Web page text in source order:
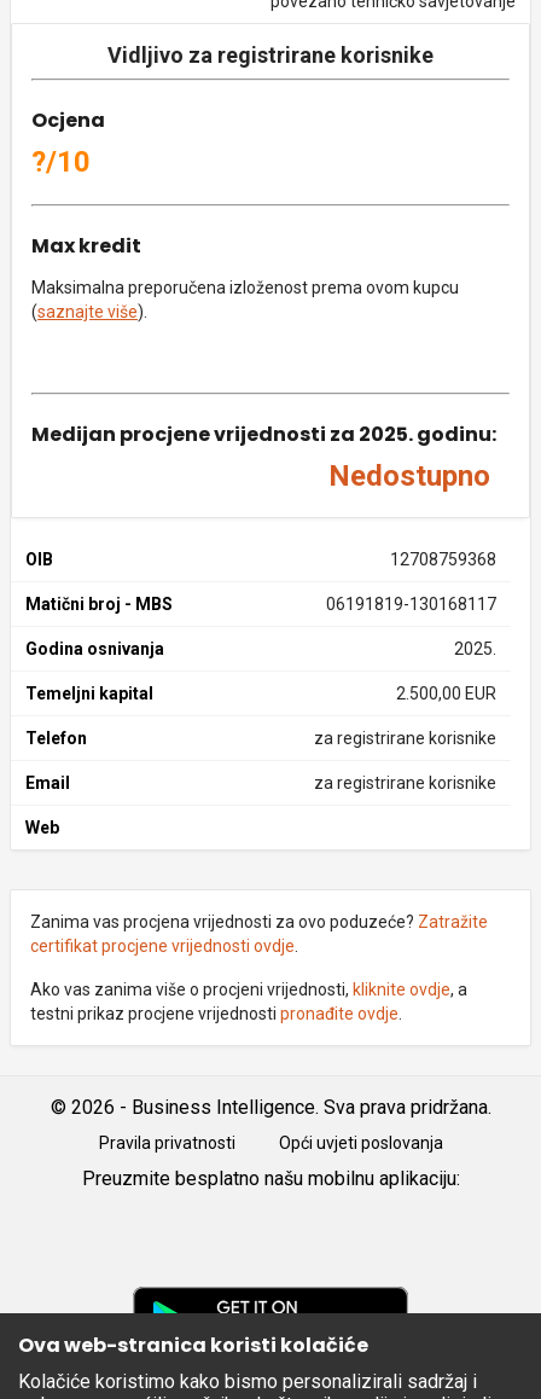
Vidljivo za registrirane korisnike
Ocjena
?/10
Max kredit
Maksimalna preporučena izloženost prema ovom kupcu
(saznajte više).
Medijan procjene vrijednosti za 2025. godinu:
Nedostupno
OIB 12708759368
Matični broj - MBS 06191819-130168117
Godina osnivanja 2025.
Temeljni kapital 2.500,00 EUR
Telefon za registrirane korisnike
Email za registrirane korisnike
Web
Zanima vas procjena vrijednosti za ovo poduzeće? Zatražite
certifikat procjene vrijednosti ovdje
Ako vas zanima više o procjeni vrijednosti, kliknite ovdje, a
testni prikaz procjene vrijednosti pronađite ovdje
© 2026 - Business Intelligence. Sva prava pridržana.
Pravila privatnosti Opći uvjeti poslovanja
Preuzmite besplatno našu mobilnu aplikaciju:
Ova web-stranica koristi kolačiće
Kolačiće koristimo kako bismo personalizirali sadržaj i